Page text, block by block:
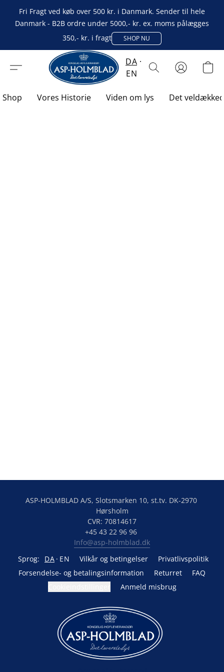
Fri Fragt ved køb over 500 kr. i Danmark. Sender til hele
Danmark - B2B ordre under 5000,- kr. ex. moms pålægges
350,- kr. i fragt
SHOP NU
DA
EN
Shop Vores Historie Viden om lys Det
ASP-HOLMBLAD A/S, Slotsmarken 10, st.tv. DK-2970
Hørsholm
CVR: 70814617
Info@asp-holmblad.dk
Sprog:
DA EN Vilkår og betingelser
Privatlivspolitik
Forsendelse- og betalingsinformation
Returret
FAQ
Anmeld misbrug